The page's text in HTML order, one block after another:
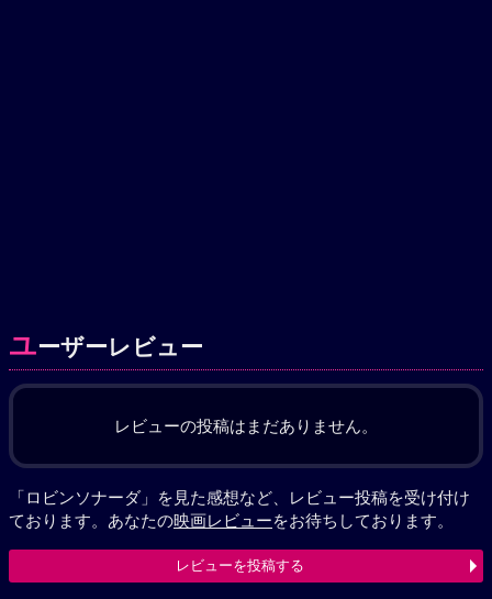
ユーザーレビュー
レビューの投稿はまだありません。
「ロビンソナーダ」を見た感想など、レビュー投稿を受け付け
ております。あなたの映画レビューをお待ちしております。
レビューを投稿する